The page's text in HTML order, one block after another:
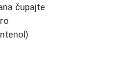
čupajte